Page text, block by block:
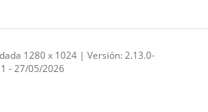
1280 x 1024 | Versión: 2.13.0-
1 - 27/05/2026